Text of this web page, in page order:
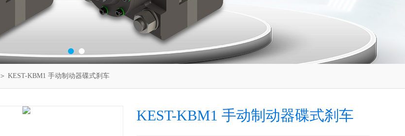
＞ KEST-KBM1 手动制动器碟式刹车
KEST-KBM1 手动制动器碟式刹车